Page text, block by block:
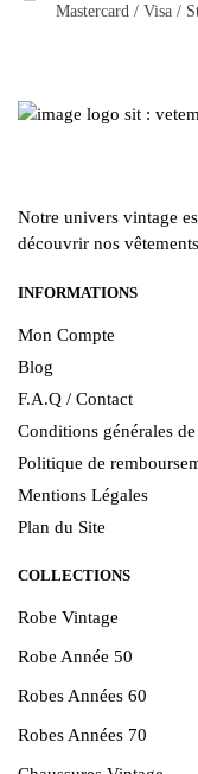
du
Mastercard / Visa /
Notre univers vintage
découvrir nos
INFORMATIONS
Mon Compte
Blog
F.A.Q / Contact
Conditions générales
Politique de
Mentions Légales
Plan du Site
COLLECTIONS
Robe Vintage
Robe Année 50
Robes Années 60
Robes Années 70